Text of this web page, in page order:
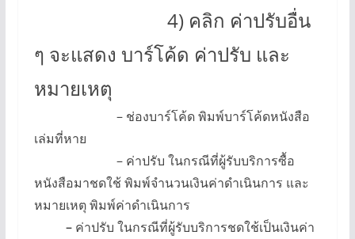
4) คลิก ค่าปรับอื่น
ๆ จะแสดง บาร์โค้ด ค่าปรับ และ
หมายเหตุ
– ช่องบาร์โค้ด พิมพ์บาร์โค้ดหนังสือ
เล่มที่หาย
– ค่าปรับ ในกรณีที่ผู้รับบริการซื้อ
หนังสือมาชดใช้ พิมพ์จำนวนเงินค่าดำเนินการ และ
หมายเหตุ พิมพ์ค่าดำเนินการ
– ค่าปรับ ในกรณีที่ผู้รับบริการชดใช้เป็นเงินค่า